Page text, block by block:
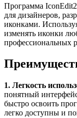
Программа
для дизайнеров,
иконками.
изменять иконки
профессиональных
1. Легкость
понятный
быстро освоить
легко доступны и